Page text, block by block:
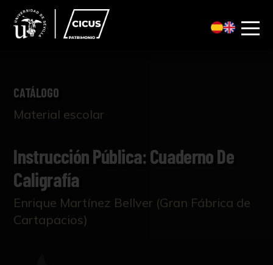
CATÁLOGO
Material escolar
Instrucción Pública: Cuaderno De
Caligrafía
Enrique Martínez Bellver (Gran Fábrica de
Cartapacios)